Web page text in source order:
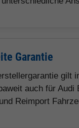
Garantie
gilt
auch für Audi
Reimport